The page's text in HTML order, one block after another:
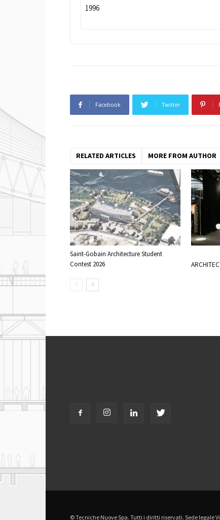
1996
Facebook Twitter
RELATED ARTICLES MORE FROM AUTHOR
Saint-Gobain Architecture Student
Contest 2026
© Tecniche Nuove Spa. Tutti i diritti riservati. Sede legale